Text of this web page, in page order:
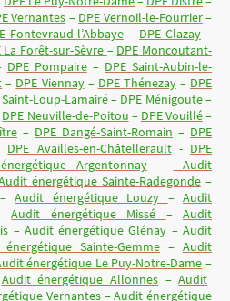
Vernantes – DPE Vernoil-le-Fourrier–
Fontevraud-l’Abbaye – DPE Clazay –
La Forêt-sur-Sèvre – DPE Moncoutant-
DPE Pompaire– DPE Saint-Aubin-le-
– DPE Viennay– DPE Thénezay– DPE
Saint-Loup-Lamairé– DPE Ménigoute–
DPE Neuville-de-Poitou – DPE Vouillé–
– DPE Dangé-Saint-Romain – DPE
DPE Availles-en-Châtellerault- DPE
Argentonnay– Audit
énergétique Sainte-Radegonde –
Audit énergétique Louzy –Audit
Audit énergétique Missé –Audit
– Audit énergétique Glénay –Audit
Sainte-Gemme – Audit
énergétique Le Puy-Notre-Dame –
Audit énergétique Allonnes –Audit
Vernantes–Audit énergétique